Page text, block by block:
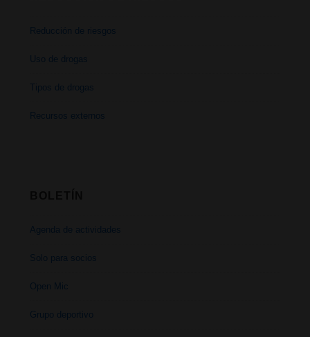
Reducción de riesgos
Uso de drogas
Tipos de drogas
Recursos externos
Agenda de actividades
Solo para socios
Open Mic
Grupo deportivo